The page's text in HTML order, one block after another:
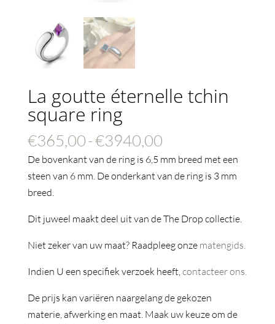
La goutte éternelle tchin
square ring
€365,00-€3940,00Prijsklasse:
€365,00
tot
De bovenkant van de ring is 6,5 mm breed met een
steen van 6 mm. De onderkant van de ring is 3 mm
breed.
Dit juweel maakt deel uit van de The Drop collectie.
Niet zeker van uw maat? Raadpleeg onze matengids.
Indien U een specifiek verzoek heeft,contacteer ons.
De prijs kan variëren naargelang de gekozen
materie, afwerking en maat. Maak uw keuze om de